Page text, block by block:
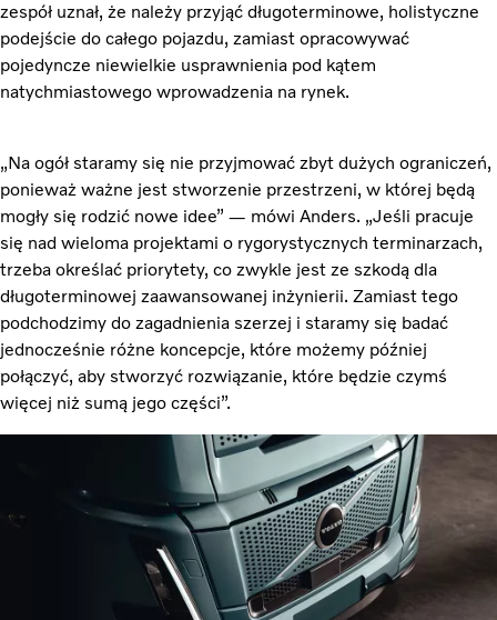
zespół uznał, że należy przyjąć długoterminowe, holistyczne
podejście do całego pojazdu, zamiast opracowywać
pojedyncze niewielkie usprawnienia pod kątem
natychmiastowego wprowadzenia na rynek.
„Na ogół staramy się nie przyjmować zbyt dużych ograniczeń,
ponieważ ważne jest stworzenie przestrzeni, w której będą
mogły się rodzić nowe idee” — mówi Anders. „Jeśli pracuje
się nad wieloma projektami o rygorystycznych terminarzach,
trzeba określać priorytety, co zwykle jest ze szkodą dla
długoterminowej zaawansowanej inżynierii. Zamiast tego
podchodzimy do zagadnienia szerzej i staramy się badać
jednocześnie różne koncepcje, które możemy później
połączyć, aby stworzyć rozwiązanie, które będzie czymś
więcej niż sumą jego części”.